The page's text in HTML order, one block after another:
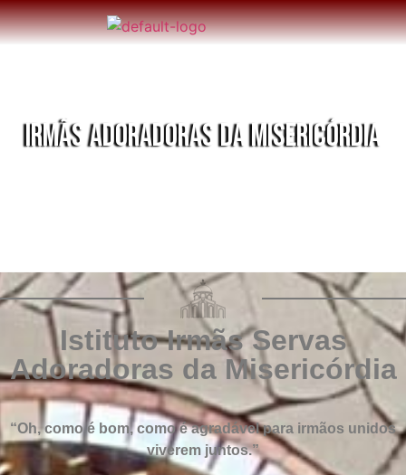
IRMÃS ADORADORAS DA MISERICÓRDIA
Istituto Irmãs Servas
Adoradoras da Misericórdia
“Oh, como é bom, como é agradável para irmãos unidos
viverem juntos.”